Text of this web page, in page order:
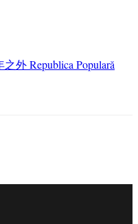
之外Republica Populară